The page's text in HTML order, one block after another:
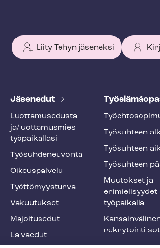
Liity Tehyn jäseneksi
T
h
y
f
o
o
t
e
r
Jäsenedut
Luot­ta­muse­dus­ta­
ja/luottamusmies
työpaikallasi
Työ­suh­de­neu­von­ta
Oikeuspalvelu
Työt­tö­myys­tur­va
Vakuutukset
Majoitusedut
Laivaedut
Työsuhteen
Työsuhteen
Työsuhteen
Muutokset ja
erimielisyydet
työpaikalla
Kansainvälinen
rekrytointi